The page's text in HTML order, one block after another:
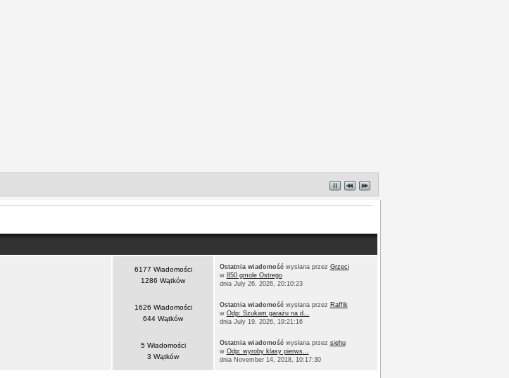
6177 Wiadomości
1286 Wątków
Ostatnia wiadomośćwysłana przez Grzeci
w 850 gmole Ostrego
dnia July 26, 2026, 20:10:23
1626 Wiadomości
644 Wątków
Ostatnia wiadomośćwysłana przez Raffik
w Odp: Szukam garażu na d...
dnia July 19, 2026, 19:21:16
5 Wiadomości
3 Wątków
Ostatnia wiadomośćwysłana przez siehu
w Odp: wyroby klasy pierws...
dnia November 14, 2018, 10:17:30